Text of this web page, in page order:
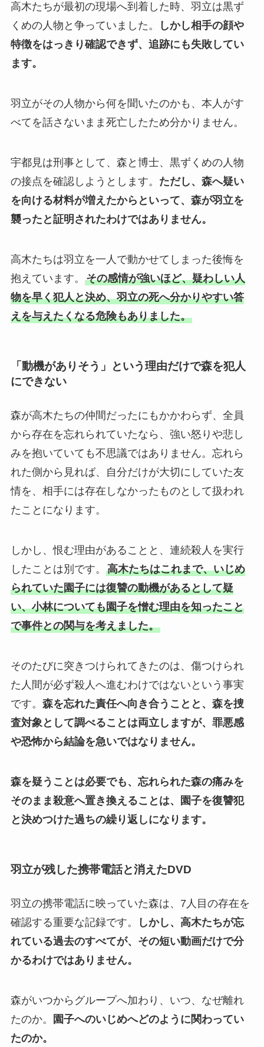
高木たちが最初の現場へ到着した時、羽立は黒ず
くめの人物と争っていました。
しかし相手の顔や
特徴をはっきり確認できず、追跡にも失敗してい
ます。
羽立がその人物から何を聞いたのかも、本人がす
べてを話さないまま死亡したため分かりません。
宇都見は刑事として、森と博士、黒ずくめの人物
の接点を確認しようとします。 ただし、森へ疑い
を向ける材料が増えたからといって、森が羽立を
襲ったと証明されたわけではありません。
高木たちは羽立を一人で動かせてしまった後悔を
抱えています。 その感情が強いほど、疑わしい人
物を早く犯人と決め、羽立の死へ分かりやすい答
えを与えたくなる危険もありました。
「動機がありそう」という理由だけで森を犯人
にできない
森が高木たちの仲間だったにもかかわらず、全員
から存在を忘れられていたなら、強い怒りや悲し
みを抱いていても不思議ではありません。忘れら
れた側から見れば、自分だけが大切にしていた友
情を、相手には存在しなかったものとして扱われ
たことになります。
しかし、恨む理由があることと、連続殺人を実行
したことは別です。 高木たちはこれまで、いじめ
られていた園子には復讐の動機があるとして疑
い、小林についても園子を憎む理由を知ったこと
で事件との関与を考えました。
そのたびに突きつけられてきたのは、傷つけられ
た人間が必ず殺人へ進むわけではないという事実
です。 森を忘れた責任へ向き合うことと、森を捜
査対象として調べることは両立しますが、罪悪感
や恐怖から結論を急いではなりません。
森を疑うことは必要でも、忘れられた森の痛みを
そのまま殺意へ置き換えることは、園子を復讐犯
と決めつけた過ちの繰り返しになります。
羽立が残した携帯電話と消えたDVD
羽立の携帯電話に映っていた森は、7人目の存在を
確認する重要な記録です。
しかし、高木たちが忘
れている過去のすべてが、その短い動画だけで分
かるわけではありません。
森がいつからグループへ加わり、いつ、なぜ離れ
たのか。
園子へのいじめへどのように関わってい
たのか。